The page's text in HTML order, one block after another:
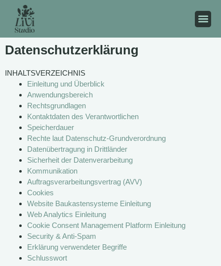
Datenschutzerklärung
INHALTSVERZEICHNIS
Einleitung und Überblick
Anwendungsbereich
Rechtsgrundlagen
Kontaktdaten des Verantwortlichen
Speicherdauer
Rechte laut Datenschutz-Grundverordnung
Datenübertragung in Drittländer
Sicherheit der Datenverarbeitung
Kommunikation
Auftragsverarbeitungsvertrag (AVV)
Cookies
Website Baukastensysteme Einleitung
Web Analytics Einleitung
Cookie Consent Management Platform Einleitung
Security & Anti-Spam
Erklärung verwendeter Begriffe
Schlusswort